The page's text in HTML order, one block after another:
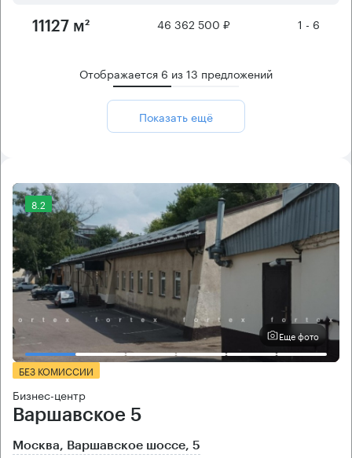
11127 м² 46 362 500 ₽ 1 - 6
Отображается 6 из13 предложений
Показать ещё
8.2
Еще фото
БЕЗ КОМИССИИ
Бизнес-центр
Варшавское 5
Москва, Варшавское шоссе, 5